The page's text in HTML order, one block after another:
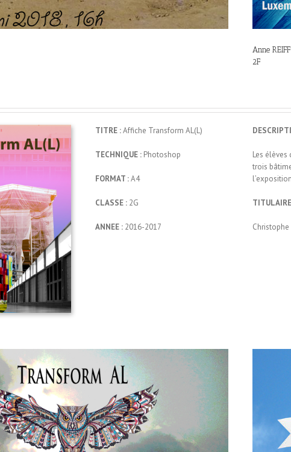
Anne REIFF
2F
TITRE :Affiche Transform AL(L)
TECHNIQUE : Photoshop
FORMAT :A4
CLASSE : 2G
ANNEE : 2016-2017
Les
trois